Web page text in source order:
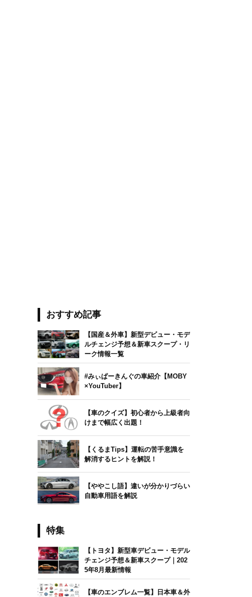
おすすめ記事
【国産＆外車】新型デビュー・モデ
ルチェンジ予想＆新車スクープ・リ
ーク情報一覧
#みぃぱーきんぐの車紹介【MOBY
×YouTuber】
【車のクイズ】初心者から上級者向
けまで幅広く出題！
【くるまTips】運転の苦手意識を
解消するヒントを解説！
【ややこし語】違いが分かりづらい
自動車用語を解説
特集
【トヨタ】新型車デビュー・モデル
チェンジ予想＆新車スクープ｜202
5年8月最新情報
【車のエンブレム一覧】日本車＆外